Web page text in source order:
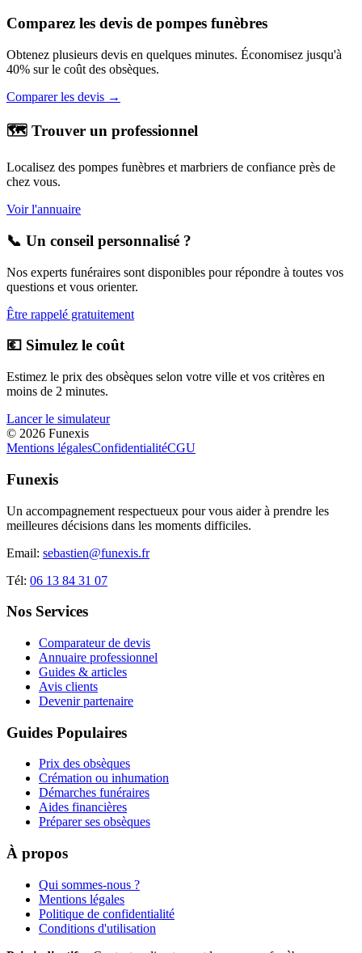
Comparez les devis de pompes funèbres
Obtenez plusieurs devis en quelques minutes. Économisez jusqu'à
40% sur le coût des obsèques.
Comparer les devis →
🗺️ Trouver un professionnel
Localisez des pompes funèbres et marbriers de confiance près de
chez vous.
Voir l'annuaire
📞 Un conseil personnalisé ?
Nos experts funéraires sont disponibles pour répondre à toutes vos
questions et vous orienter.
Être rappelé gratuitement
💶 Simulez le coût
Estimez le prix des obsèques selon votre ville et vos critères en
moins de 2 minutes.
Lancer le simulateur
© 2026 Funexis
Mentions légalesConfidentialitéCGU
Funexis
Un accompagnement respectueux pour vous aider à prendre les
meilleures décisions dans les moments difficiles.
Email: sebastien@funexis.fr
Tél: 06 13 84 31 07
Nos Services
Comparateur de devis
Annuaire professionnel
Guides & articles
Avis clients
Devenir partenaire
Guides Populaires
Prix des obsèques
Crémation ou inhumation
Démarches funéraires
Aides financières
Préparer ses obsèques
À propos
Qui sommes-nous ?
Mentions légales
Politique de confidentialité
Conditions d'utilisation